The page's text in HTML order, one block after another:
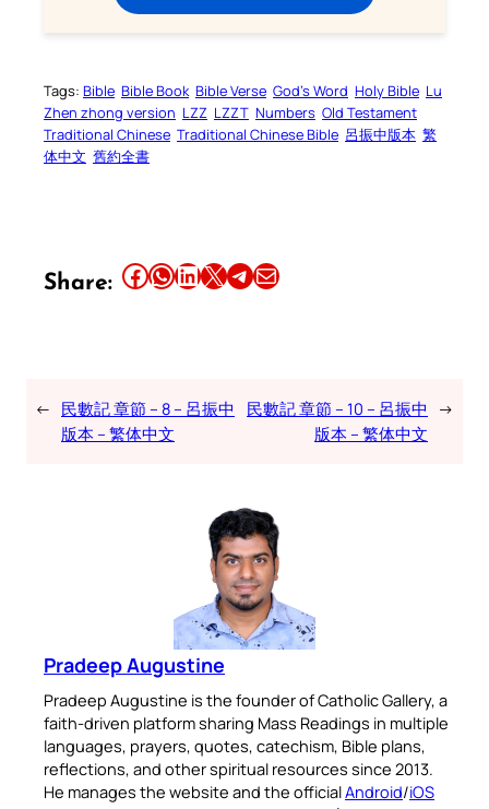
Tags: Bible Bible Book Bible Verse God’s Word Holy Bible Lu
Zhen zhong version LZZ LZZT Numbers Old Testament
Traditional Chinese Traditional Chinese Bible 呂振中版本 繁
体中文 舊約全書
Share: Share this article on Facebook Share this article on WhatsApp Share this article on LinkedIn Share this article on X Share this article on TelegramEmail this Article
← 民數記 章節 – 8 – 呂振中
版本 – 繁体中文
民數記 章節 – 10 – 呂振中
版本 – 繁体中文
→
Pradeep Augustine
Pradeep Augustine is the founder of Catholic Gallery, a
faith-driven platform sharing Mass Readings in multiple
languages, prayers, quotes, catechism, Bible plans,
reflections, and other spiritual resources since 2013.
He manages the website and the officialAndroid/iOS